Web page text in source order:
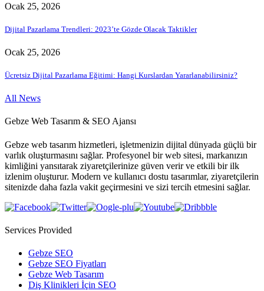
Ocak 25, 2026
Dijital Pazarlama Trendleri: 2023’te Gözde Olacak Taktikler
Ocak 25, 2026
Ücretsiz Dijital Pazarlama Eğitimi: Hangi Kurslardan Yararlanabilirsiniz?
All News
Gebze Web Tasarım & SEO Ajansı
Gebze web tasarım hizmetleri, işletmenizin dijital dünyada güçlü bir
varlık oluşturmasını sağlar. Profesyonel bir web sitesi, markanızın
kimliğini yansıtarak ziyaretçilerinize güven verir ve etkili bir ilk
izlenim oluşturur. Modern ve kullanıcı dostu tasarımlar, ziyaretçilerin
sitenizde daha fazla vakit geçirmesini ve sizi tercih etmesini sağlar.
Services Provided
Gebze SEO
Gebze SEO Fiyatları
Gebze Web Tasarım
Diş Klinikleri İçin SEO